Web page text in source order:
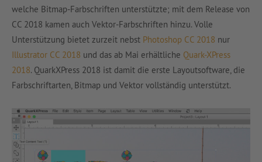
welche Bitmap-Farbschriften unterstützte; mit dem Release von
CC 2018 kamen auch Vektor-Farbschriften hinzu. Volle
Unterstützung bietet zurzeit nebst Photoshop CC 2018 nur
Illustrator CC 2018 und das ab Mai erhältliche Quark-XPress
2018. QuarkXPress 2018 ist damit die erste Layoutsoftware, die
Farbschriftarten, Bitmap und Vektor vollständig unterstützt.